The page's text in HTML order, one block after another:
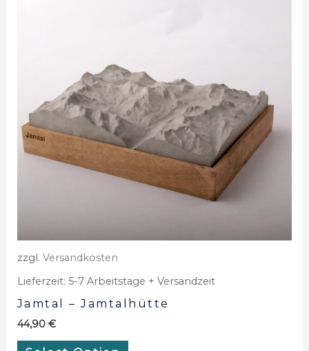
zzgl. Versandkosten
Lieferzeit: 5-7 Arbeitstage + Versandzeit
Jamtal – Jamtalhütte
44,90 €